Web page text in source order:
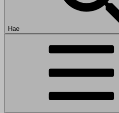
Hae